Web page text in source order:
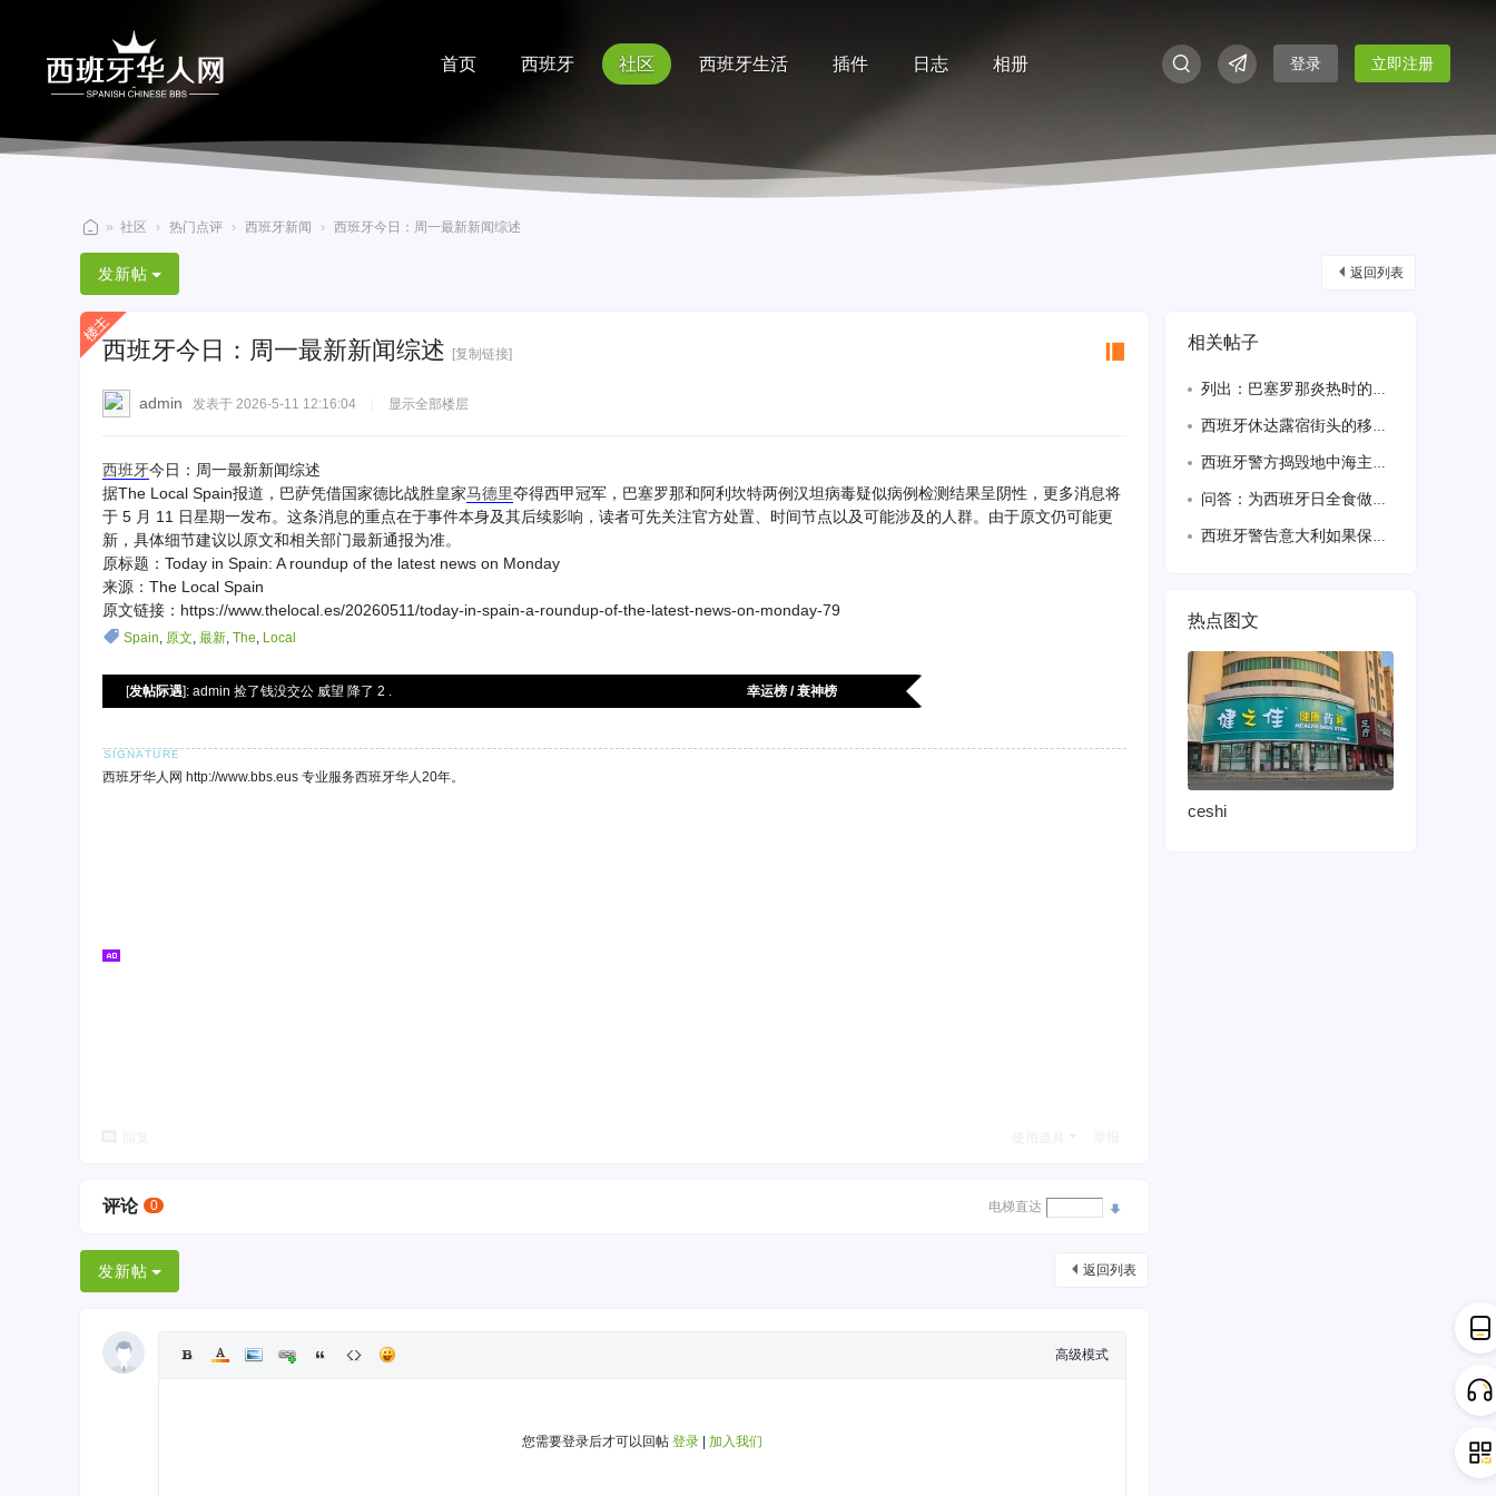
首页 西班牙 社区 西班牙生活 插件 日志 相册 登录 立即注册
西
班
牙
华
» 社区 › 热门点评 › 西班牙新闻 › 西班牙今日：周一最新新闻综述
返回列表
发新帖
西班牙今日：周一最新新闻综述 [复制链接]
admin 发表于 2026-5-11 12:16:04 显示全部楼层
西班牙今日：周一最新新闻综述
据The Local Spain报道，巴萨凭借国家德比战胜皇家马德里夺得西甲冠军，巴塞罗那和阿利坎特两例汉坦病毒疑似病例检测结果呈阴性，更多消息将
于 5 月 11 日星期一发布。这条消息的重点在于事件本身及其后续影响，读者可先关注官方处置、时间节点以及可能涉及的人群。由于原文仍可能更
新，具体细节建议以原文和相关部门最新通报为准。
原标题：Today in Spain: A roundup of the latest news on Monday
来源：The Local Spain
原文链接：https://www.thelocal.es/20260511/today-in-spain-a-roundup-of-the-latest-news-on-monday-79
Spain, 原文, 最新, The, Local
[发帖际遇]: admin 捡了钱没交公 威望 降了 2 . 幸运榜 / 衰神榜
西班牙华人网 http://www.bbs.eus 专业服务西班牙华人20年。
评论 0 电梯直达
返回列表
发新帖
高级模式
您需要登录后才可以回帖 登录 加入我们
相关帖子
列出：巴塞罗那炎热时的十项活动
西班牙休达露宿街头的移民儿童面临虐待风险
西班牙警方捣毁地中海主要移民走私网络
问答：为西班牙日全食做好准备的一切
西班牙警告意大利如果保留申根边境检查将采取反制措施
热点图文
ceshi